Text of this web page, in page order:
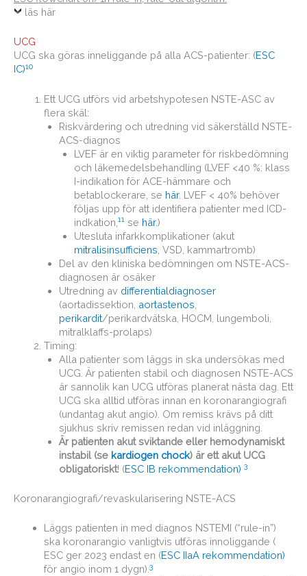
läs här
UCG
UCG ska göras inneliggande på alla ACS-patienter: (ESC
IC)10
Ett UCG utförs vid arbetshypotesen NSTE-ASC av
flera skäl:
Riskvärdering och utredning vid säkerställd NSTE-
ACS-diagnos
LVEF är en viktig parameter för riskbedömning
och läkemedelsbehandling (LVEF <40 %: klass
I-indikation för ACE-hämmare och
betablockerare, se här. LVEF < 40% behöver
följas upp för att identifiera patienter med ICD-
indkation, 11se här.)
Utesluta infarkkomplikationer (akut
mitralisinsufficiens , VSD, kammartromb)
Del av den kliniska bedömningen om NSTE-ACS-
diagnosen är osäker
Utredning av differentialdiagnoser
(aortadissektion, aortastenos
perikardit/perikardvätska, HOCM, lungemboli,
mitralklaffs-prolaps)
Timing:
Alla patienter som läggs in ska undersökas med
UCG. Är patienten stabil och diagnosen NSTE-ACS
är sannolik kan UCG utföras planerat nästa dag. Ett
UCG ska alltid utföras innan en koronarangiografi
(undantag akut angio). Om remiss krävs på ditt
sjukhus skriv remissen redan vid inläggning.
Är patienten akut sviktande eller hemodynamiskt
instabil (se kardiogen chock) är ett akut UCG
obligatoriskt! (ESC IB rekommendation) 3
Koronarangiografi/revaskularisering NSTE-ACS
Läggs patienten in med diagnos NSTEMI (“rule-in”)
ska koronarangio vanligtvis utföras innoliggande (
ESC ger 2023 endast en (ESC IIaA rekommendation)
för angio inom 1 dygn).3